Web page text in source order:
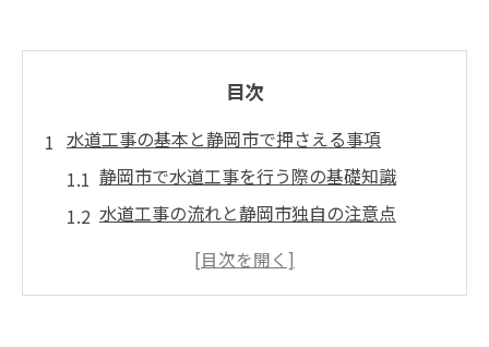
目次
水道工事の基本と静岡市で押さえる事項
静岡市で水道工事を行う際の基礎知識
水道工事の流れと静岡市独自の注意点
指定工事店と水道局の役割を整理